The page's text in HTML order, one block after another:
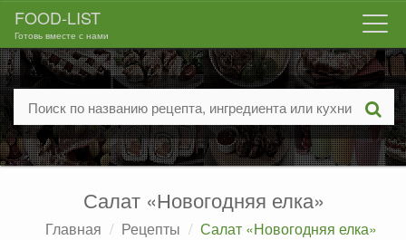
FOOD-LIST
Готовь вместе с нами
Салат «Новогодняя елка»
Главная Рецепты Салат «Новогодняя елка»